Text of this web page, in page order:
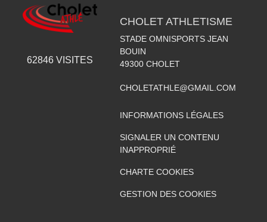
62846VISITES
CHOLET ATHLETISME
STADE OMNISPORTS JEAN
BOUIN
49300 CHOLET
CHOLETATHLE@GMAIL.COM
INFORMATIONS LÉGALES
SIGNALER UN CONTENU
INAPPROPRIÉ
CHARTE COOKIES
GESTION DES COOKIES